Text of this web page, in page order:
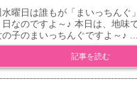
水曜日は誰もが「まいっちんぐ
日なのですよ～♪ 本日は、地味
の子のまいっちんぐですよ～♪ ...
記事を読む